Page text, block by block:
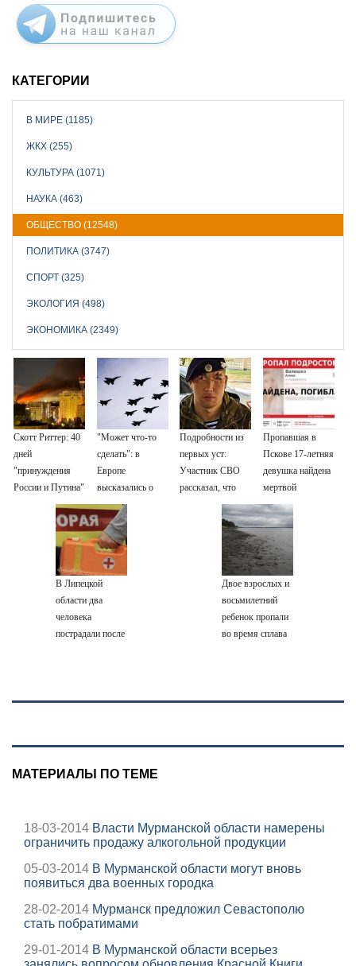
КАТЕГОРИИ
В МИРЕ (1185)
ЖКХ (255)
КУЛЬТУРА (1071)
НАУКА (463)
ОБЩЕСТВО (12548)
ПОЛИТИКА (3747)
СПОРТ (325)
ЭКОЛОГИЯ (498)
ЭКОНОМИКА (2349)
Скотт Риттер: 40
дней
"принуждения
России и Путина"
резко приблизили
крах режима
"Может что-то
сделать": в
Европе
высказались о
нападении России
Подробности из
первых уст:
Участник СВО
рассказал, что
спасло его в
Пропавшая в
Пскове 17-летняя
девушка найдена
мертвой
В Липецкой
области два
человека
пострадали после
Двое взрослых и
восьмилетний
ребенок пропали
во время сплава
МАТЕРИАЛЫ ПО ТЕМЕ
18-03-2014 Власти Мурманской области намерены
ограничить продажу алкогольной продукции
05-03-2014 В Мурманской области могут вновь
появиться два военных городка
28-02-2014 Мурманск предложил Севастополю
стать побратимами
29-01-2014 В Мурманской области всерьез